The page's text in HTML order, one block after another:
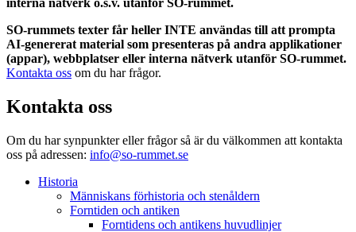
SO-rummets texter får heller INTE användas till att prompta
AI-genererat material som presenteras på andra applikationer
(appar), webbplatser eller interna nätverk utanför SO-rummet.
Kontakta oss om du har frågor.
Kontakta oss
Om du har synpunkter eller frågor så är du välkommen att kontakta
oss på adressen: info@so-rummet.se
Historia
Människans förhistoria och stenåldern
Forntiden och antiken
Forntidens och antikens huvudlinjer